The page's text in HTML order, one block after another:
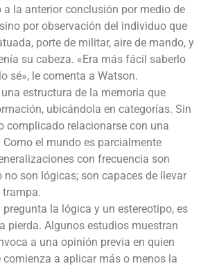
a la anterior conclusión por medio de
por observación del individuo que
porte de militar, aire de mando, y
su cabeza. «Era más fácil saberlo
sé», le comenta a Watson.
estructura de la memoria que
ubicándola en categorías. Sin
complicado relacionarse con una
Como el mundo es parcialmente
con frecuencia son
no son lógicas; son capaces de llevar
trampa.
la lógica y un estereotipo, es
pierda. Algunos estudios muestran
a una opinión previa en quien
comienza a aplicar más o menos la